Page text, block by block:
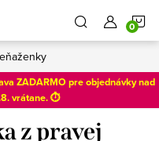
ZADARMO pre objednávky nad
. vrátane. ⏱️
z pravej